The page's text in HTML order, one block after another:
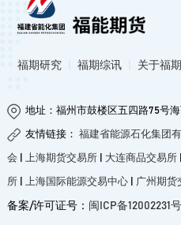
福期研究 福期综讯 关于福期
地址：福州市鼓楼区五四路75号海
友情链接： 福建省能源石化集团
会 上海期货交易所| 大连商品交易所|
所| 上海国际能源交易中心| 广州期货
备案/许可证号： 闽ICP备12002231